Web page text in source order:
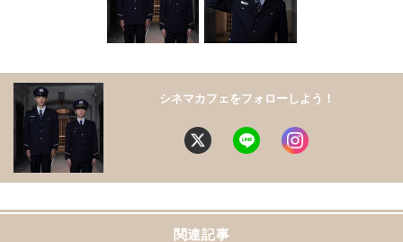
シネマカフェをフォローしよう！
関連記事